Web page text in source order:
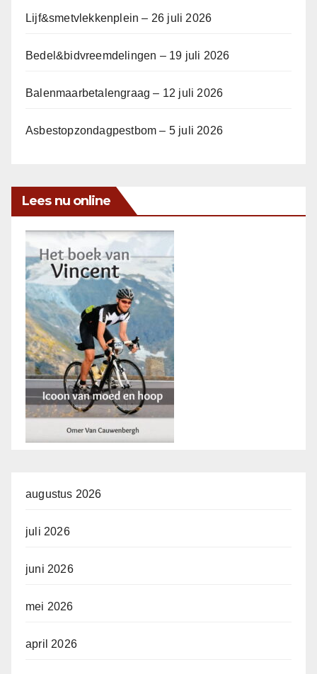
Lijf&smetvlekkenplein – 26 juli 2026
Bedel&bidvreemdelingen – 19 juli 2026
Balenmaarbetalengraag – 12 juli 2026
Asbestopzondagpestbom – 5 juli 2026
Lees nu online
augustus 2026
juli 2026
juni 2026
mei 2026
april 2026